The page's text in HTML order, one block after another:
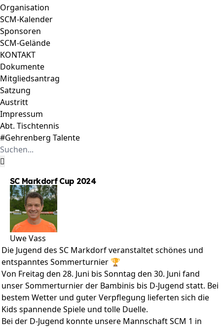
Organisation
SCM-Kalender
Sponsoren
SCM-Gelände
KONTAKT
Dokumente
Mitgliedsantrag
Satzung
Austritt
Impressum
Abt. Tischtennis
#Gehrenberg Talente
Suche
nach:
SC Markdorf Cup 2024
Uwe Vass
Die Jugend des SC Markdorf veranstaltet schönes und
entspanntes Sommerturnier 🏆
Von Freitag den 28. Juni bis Sonntag den 30. Juni fand
unser Sommerturnier der Bambinis bis D-Jugend statt. Bei
bestem Wetter und guter Verpflegung lieferten sich die
Kids spannende Spiele und tolle Duelle.
Bei der D-Jugend konnte unsere Mannschaft SCM 1 in